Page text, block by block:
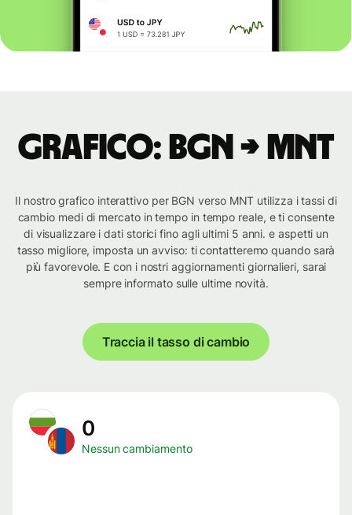
Grafico: BGN → MNT
Il nostro grafico interattivo per BGN verso MNT utilizza i tassi di
cambio medi di mercato in tempo in tempo reale, e ti consente
di visualizzare i dati storici fino agli ultimi 5 anni. e aspetti un
tasso migliore, imposta un avviso: ti contatteremo quando sarà
più favorevole. E con i nostri aggiornamenti giornalieri, sarai
sempre informato sulle ultime novità.
Traccia il tasso di cambio
0
Nessun cambiamento